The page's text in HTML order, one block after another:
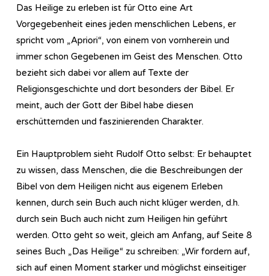
Das Heilige zu erleben ist für Otto eine Art
Vorgegebenheit eines jeden menschlichen Lebens, er
spricht vom „Apriori“, von einem von vornherein und
immer schon Gegebenen im Geist des Menschen. Otto
bezieht sich dabei vor allem auf Texte der
Religionsgeschichte und dort besonders der Bibel. Er
meint, auch der Gott der Bibel habe diesen
erschütternden und faszinierenden Charakter.
Ein Hauptproblem sieht Rudolf Otto selbst: Er behauptet
zu wissen, dass Menschen, die die Beschreibungen der
Bibel von dem Heiligen nicht aus eigenem Erleben
kennen, durch sein Buch auch nicht klüger werden, d.h.
durch sein Buch auch nicht zum Heiligen hin geführt
werden. Otto geht so weit, gleich am Anfang, auf Seite 8
seines Buch „Das Heilige“ zu schreiben: „Wir fordern auf,
sich auf einen Moment starker und möglichst einseitiger